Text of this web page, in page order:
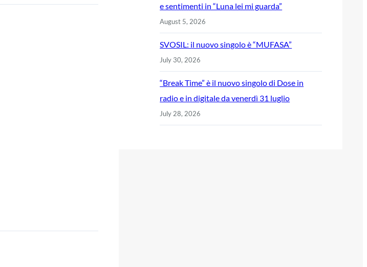
e sentimenti in “Luna lei mi guarda”
August 5, 2026
SVOSIL: il nuovo singolo è “MUFASA”
July 30, 2026
“Break Time” è il nuovo singolo di Dose in
radio e in digitale da venerdì 31 luglio
July 28, 2026